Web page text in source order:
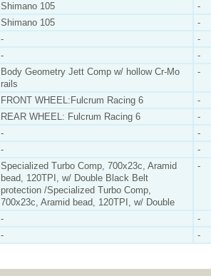
Shimano 105
-
Shimano 105
-
-
-
-
-
Body Geometry Jett Comp w/ hollow Cr-Mo
rails
-
FRONT WHEEL:Fulcrum Racing 6
-
REAR WHEEL: Fulcrum Racing 6
-
-
-
-
-
Specialized Turbo Comp, 700x23c, Aramid
bead, 120TPI, w/ Double Black Belt
protection /Specialized Turbo Comp,
700x23c, Aramid bead, 120TPI, w/ Double
-
-
-
- -